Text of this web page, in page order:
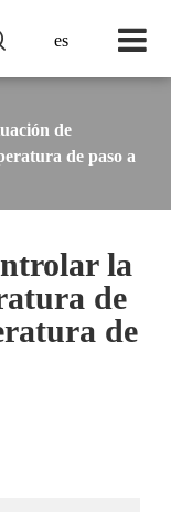
es
de
de paso a
la
de
de